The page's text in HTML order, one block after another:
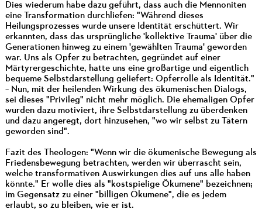
Dies wiederum habe dazu geführt, dass auch die Mennoniten
eine Transformation durchliefen: "Während dieses
Heilungsprozesses wurde unsere Identität erschüttert. Wir
erkannten, dass das ursprüngliche 'kollektive Trauma' über die
Generationen hinweg zu einem 'gewählten Trauma' geworden
war. Uns als Opfer zu betrachten, gegründet auf einer
Märtyrergeschichte, hatte uns eine großartige und eigentlich
bequeme Selbstdarstellung geliefert: Opferrolle als Identität."
– Nun, mit der heilenden Wirkung des ökumenischen Dialogs,
sei dieses "Privileg" nicht mehr möglich. Die ehemaligen Opfer
wurden dazu motiviert, ihre Selbstdarstellung zu überdenken
und dazu angeregt, dort hinzusehen, "wo wir selbst zu Tätern
geworden sind".
Fazit des Theologen: "Wenn wir die ökumenische Bewegung als
Friedensbewegung betrachten, werden wir überrascht sein,
welche transformativen Auswirkungen dies auf uns alle haben
könnte." Er wolle dies als "kostspielige Ökumene" bezeichnen;
im Gegensatz zu einer "billigen Ökumene", die es jedem
erlaubt, so zu bleiben, wie er ist.